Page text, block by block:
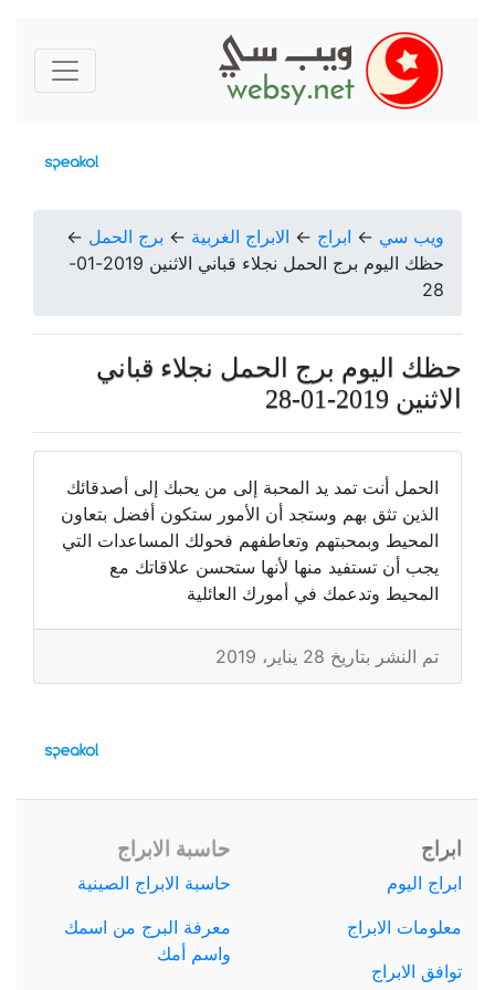
ويب سي ← ابراج ← الابراج الغربية ← برج الحمل ←
حظك اليوم برج الحمل نجلاء قباني الاثنين 2019-01-
28
حظك اليوم برج الحمل نجلاء قباني
الاثنين 2019-01-28
الحمل أنت تمد يد المحبة إلى من يحبك إلى أصدقائك
الذين تثق بهم وستجد أن الأمور ستكون أفضل بتعاون
المحيط وبمحبتهم وتعاطفهم فحولك المساعدات التي
يجب أن تستفيد منها لأنها ستحسن علاقاتك مع
المحيط وتدعمك في أمورك العائلية
تم النشر بتاريخ 28 يناير، 2019
ابراج
ابراج اليوم
معلومات الابراج
توافق الابراج
حاسبة الابراج
حاسبة الابراج الصينية
معرفة البرج من اسمك
واسم أمك